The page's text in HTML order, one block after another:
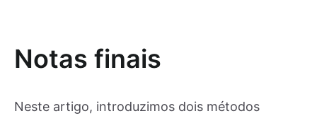
Notas finais
Neste artigo, introduzimos dois métodos